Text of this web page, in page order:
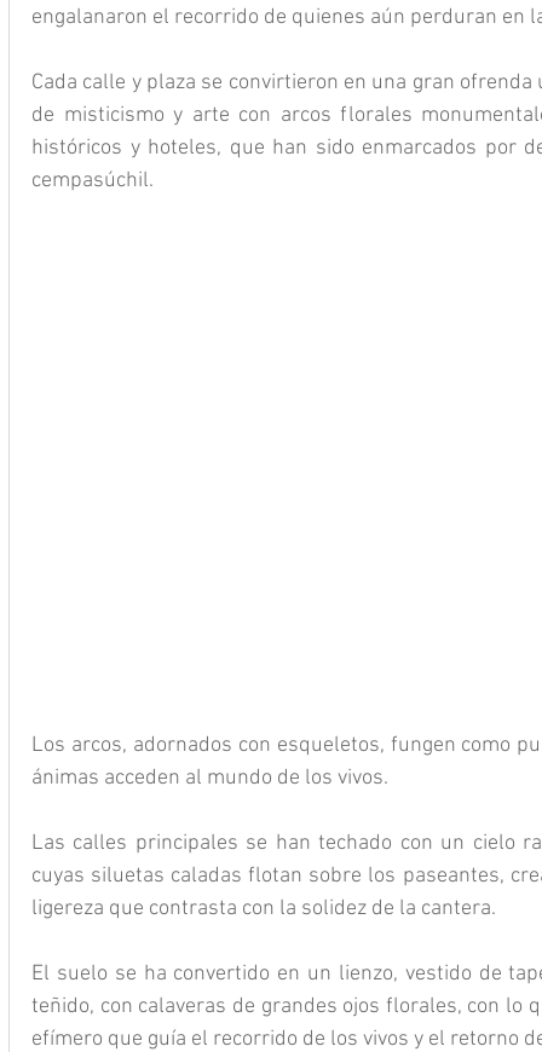
engalanaron el recorrido de quienes aún perduran en
Cada calle y plaza se convirtieron en una gran
de misticismo y arte con arcos florales
históricos y hoteles, que han sido enmarcados por
cempasúchil.
Los arcos, adornados con esqueletos, fungen como
ánimas acceden al mundo de los vivos.
Las calles principales se han techado con un cielo
cuyas siluetas caladas flotan sobre los paseantes,
ligereza que contrasta con la solidez de la cantera.
El suelo se ha convertido en un lienzo, vestido de
teñido, con calaveras de grandes ojos florales, con lo
efímero que guía el recorrido de los vivos y el retorno